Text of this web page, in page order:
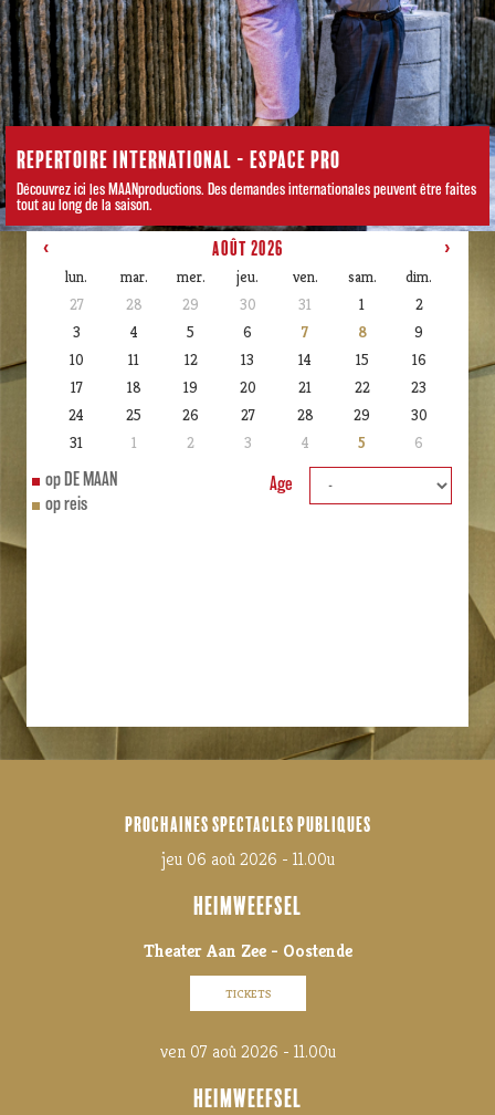
REPERTOIRE INTERNATIONAL - ESPACE PRO
Découvrez ici les MAANproductions. Des demandes internationales peuvent être faites
tout au long de la saison.
‹ août 2026 ›
lun. mar. mer. jeu. ven. sam.
dim.
27
28 29 30 31 1
2
3
4 5 6 7 8
9
10
11 12 13 14 15
16
17
18 19 20 21 22
23
24
25 26 27 28 29
30
31
1 2 3 4 5 6
op DE MAAN
op reis
Age
PROCHAINES SPECTACLES PUBLIQUES
jeu 06 aoû 2026 - 11.00u
HEIMWEEFSEL
Theater Aan Zee - Oostende
TICKETS
ven 07 aoû 2026 - 11.00u
HEIMWEEFSEL